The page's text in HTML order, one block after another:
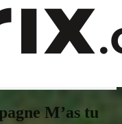
M’as tu